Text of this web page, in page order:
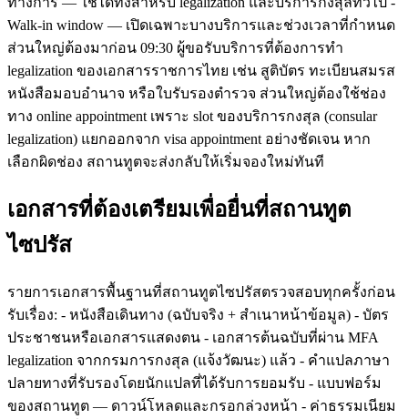
Walk-in window — เปิดเฉพาะบางบริการและช่วงเวลาที่กำหนด
ส่วนใหญ่ต้องมาก่อน 09:30 ผู้ขอรับบริการที่ต้องการทำ
legalization ของเอกสารราชการไทย เช่น สูติบัตร ทะเบียนสมรส
หนังสือมอบอำนาจ หรือใบรับรองตำรวจ ส่วนใหญ่ต้องใช้ช่อง
ทาง online appointment เพราะ slot ของบริการกงสุล (consular
legalization) แยกออกจาก visa appointment อย่างชัดเจน หาก
เลือกผิดช่อง สถานทูตจะส่งกลับให้เริ่มจองใหม่ทันที
เอกสารที่ต้องเตรียมเพื่อยื่นที่สถานทูต
ไซปรัส
รายการเอกสารพื้นฐานที่สถานทูตไซปรัสตรวจสอบทุกครั้งก่อน
รับเรื่อง: - หนังสือเดินทาง (ฉบับจริง + สำเนาหน้าข้อมูล) - บัตร
ประชาชนหรือเอกสารแสดงตน - เอกสารต้นฉบับที่ผ่าน MFA
legalization จากกรมการกงสุล (แจ้งวัฒนะ) แล้ว - คำแปลภาษา
ปลายทางที่รับรองโดยนักแปลที่ได้รับการยอมรับ - แบบฟอร์ม
ของสถานทูต — ดาวน์โหลดและกรอกล่วงหน้า - ค่าธรรมเนียม